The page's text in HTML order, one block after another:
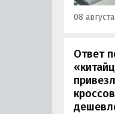
моторов,
08
Ответ